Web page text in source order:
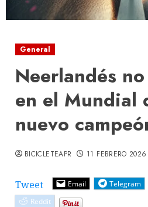
General
Neerlandés
en el Mundial
nuevo
Tweet Email Telegram
Reddit
BICICLETEAPR 11 FEBRERO 2026